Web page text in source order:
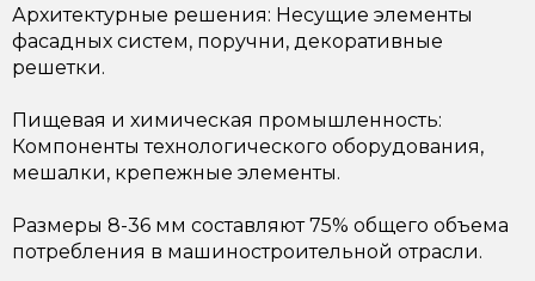
Архитектурные решения: Несущие элементы
фасадных систем, поручни, декоративные
решетки.
Пищевая и химическая промышленность:
Компоненты технологического оборудования,
мешалки, крепежные элементы.
Размеры 8-36 мм составляют 75% общего объема
потребления в машиностроительной отрасли.